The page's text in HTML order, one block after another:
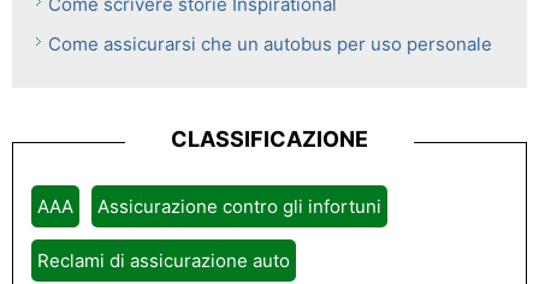
Come assicurarsi che un autobus per uso personale
CLASSIFICAZIONE
AAA Assicurazione contro gli infortuni
Reclami di assicurazione auto